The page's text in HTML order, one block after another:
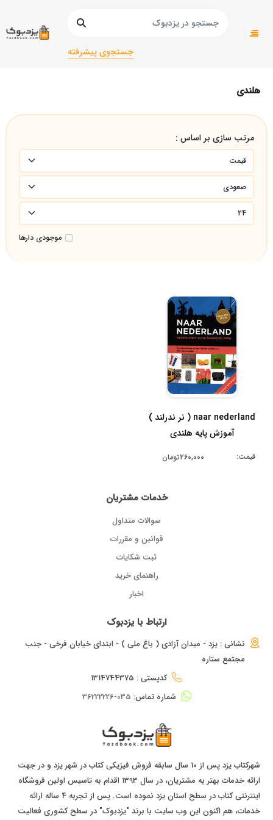
جستجوی پیشرفته
صفحه اصلی
زبان های خارجی سایر زبان ها
هلندی
مرتب سازی بر اساس :
موجودی دارها
naar nederland ( نر ندرلند )
آموزش پایه هلندی
قیمت: 260,000تومان
خدمات مشتریان
سوالات متداول
قوانین و مقررات
ثبت شکایات
راهنمای خرید
اخبار
ارتباط با یزدبوک
نشانی : یزد - میدان آزادی ( باغ ملی ) - ابتدای خیابان فرخی - جنب
مجتمع ستاره
کدپستی : 1314744375
شماره تماس: 035-36222226
شهرکتاب یزد پس از 10 سال سابقه فروش فیزیکی کتاب در شهر یزد و در جهت
ارائه خدمات بهتر به مشتریان، در سال 1393 اقدام به تاسیس اولین فروشگاه
اینترنتی کتاب در سطح استان یزد نموده است. پس از تجربه 4 ساله ارائه
خدمات، هم اکنون این وب سایت با برند "یزدبوک" در سطح کشوری فعالیت